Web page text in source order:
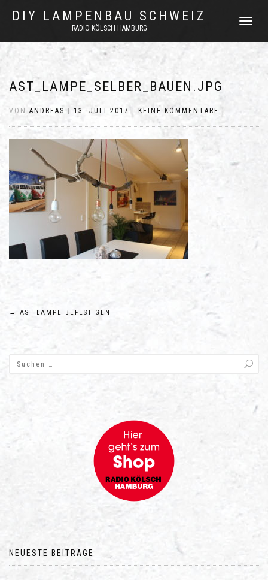
DIY LAMPENBAU SCHWEIZ
RADIO KÖLSCH HAMBURG
AST_LAMPE_SELBER_BAUEN.JPG
VONANDREAS 13. JULI 2017 KEINE KOMMENTARE
Beitragsnavigation
← AST LAMPE BEFESTIGEN
NEUESTE BEITRÄGE